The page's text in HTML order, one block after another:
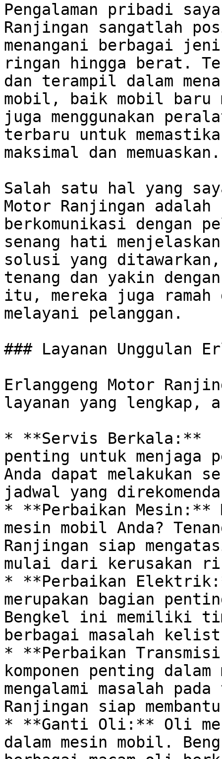
Pengalaman pribadi
Ranjingan sangatlah
menangani berbagai
ringan hingga berat.
dan terampil dalam
mobil, baik mobil baru
juga menggunakan
terbaru untuk
maksimal dan memuaskan.
Salah satu hal yang
Motor Ranjingan adalah
berkomunikasi dengan
senang hati
solusi yang ditawarkan,
tenang dan yakin
itu, mereka juga ramah
melayani pelanggan.
### Layanan Unggulan
Erlanggeng Motor
layanan yang lengkap,
* **Servis Berkala:**
penting untuk menjaga
Anda dapat melakukan
jadwal yang
* **Perbaikan Mesin:**
mesin mobil Anda?
Ranjingan siap
mulai dari kerusakan
* **Perbaikan
merupakan bagian
Bengkel ini memiliki tim
berbagai masalah
* **Perbaikan
komponen penting
mengalami masalah
Ranjingan siap
* **Ganti Oli:** Oli
dalam mesin mobil.